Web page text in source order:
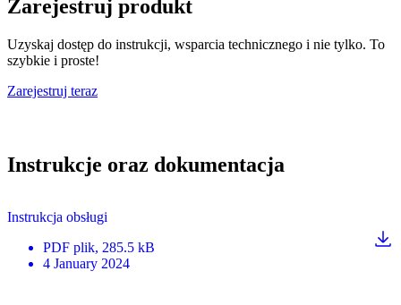
Zarejestruj produkt
Uzyskaj dostęp do instrukcji, wsparcia technicznego i nie tylko. To
szybkie i proste!
Zarejestruj teraz
Instrukcje oraz dokumentacja
Instrukcja obsługi
PDF plik, 285.5 kB
4 January 2024